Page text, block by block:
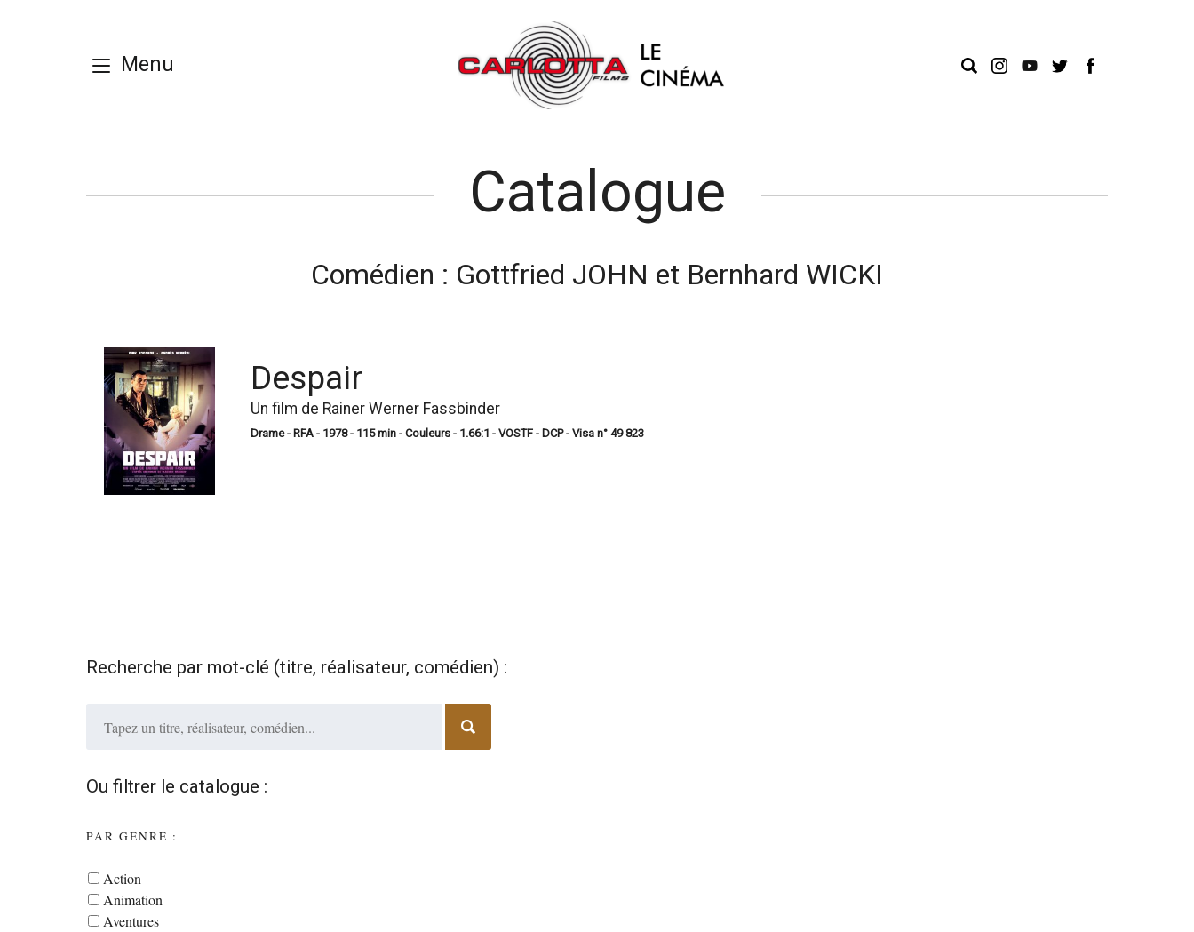
Menu
Catalogue
Comédien : Gottfried JOHN et Bernhard WICKI
Despair
Un film de Rainer Werner Fassbinder
Drame - RFA - 1978 - 115 min - Couleurs - 1.66:1 - VOSTF - DCP - Visa n° 49 823
Recherche par mot-clé (titre, réalisateur, comédien) :
Ou filtrer le catalogue :
PAR GENRE :
Action
Animation
Aventures